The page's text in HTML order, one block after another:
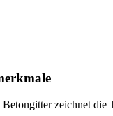
Betongitter zeichnet die